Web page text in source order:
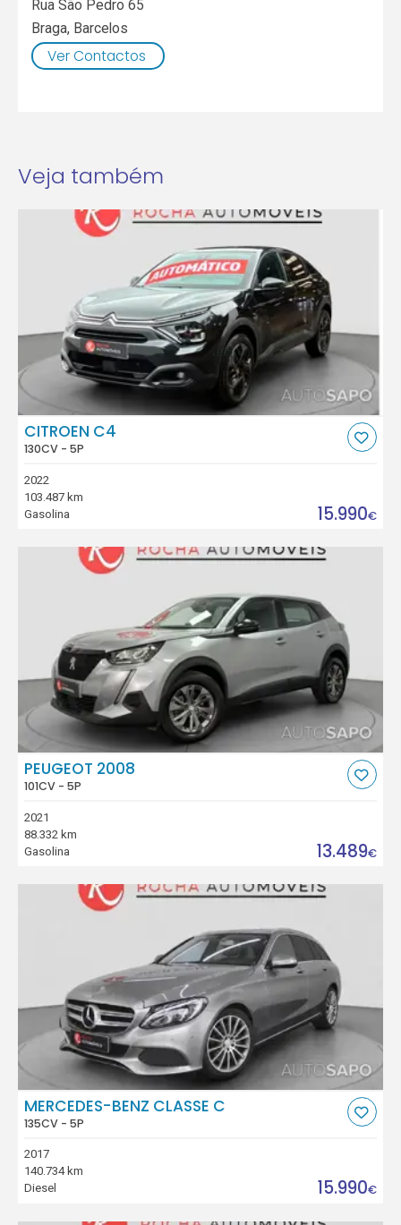
Rua São Pedro 65
Braga, Barcelos
Ver Contactos
Veja também
CITROEN C4
130CV - 5P
2022
103.487 km
Gasolina
15.990€
PEUGEOT 2008
101CV - 5P
2021
88.332 km
Gasolina
13.489€
MERCEDES-BENZ CLASSE C
135CV - 5P
2017
140.734 km
Diesel
15.990€